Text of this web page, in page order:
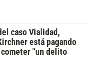
caso Vialidad,
está pagando
cometer "un delito